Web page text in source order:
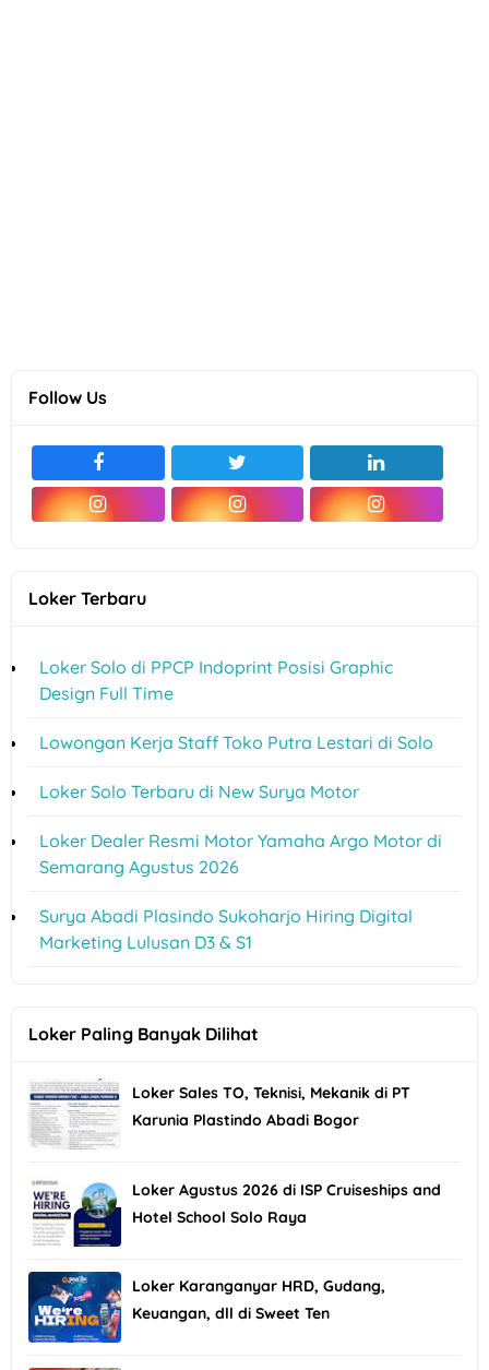
Follow Us
Loker Terbaru
Loker Solo di PPCP Indoprint Posisi Graphic
Design Full Time
Lowongan Kerja Staff Toko Putra Lestari di Solo
Loker Solo Terbaru di New Surya Motor
Loker Dealer Resmi Motor Yamaha Argo Motor di
Semarang Agustus 2026
Surya Abadi Plasindo Sukoharjo Hiring Digital
Marketing Lulusan D3 & S1
Loker Paling Banyak Dilihat
Loker Sales TO, Teknisi, Mekanik di PT
Karunia Plastindo Abadi Bogor
Loker Agustus 2026 di ISP Cruiseships and
Hotel School Solo Raya
Loker Karanganyar HRD, Gudang,
Keuangan, dll di Sweet Ten